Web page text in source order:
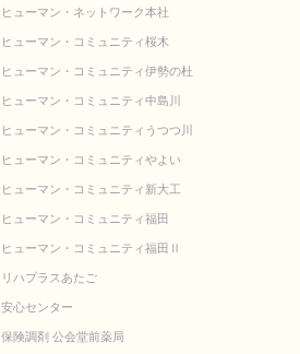
ヒューマン・ネットワーク本社
ヒューマン・コミュニティ桜木
ヒューマン・コミュニティ伊勢の杜
ヒューマン・コミュニティ中島川
ヒューマン・コミュニティうつつ川
ヒューマン・コミュニティやよい
ヒューマン・コミュニティ新大工
ヒューマン・コミュニティ福田
ヒューマン・コミュニティ福田Ⅱ
リハプラスあたご
安心センター
保険調剤 公会堂前薬局